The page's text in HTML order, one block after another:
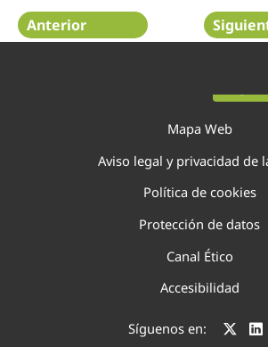
Anterior
Mapa Web
Aviso legal y privacidad de
Política de cookies
Protección de datos
Canal Ético
Accesibilidad
Síguenos en: